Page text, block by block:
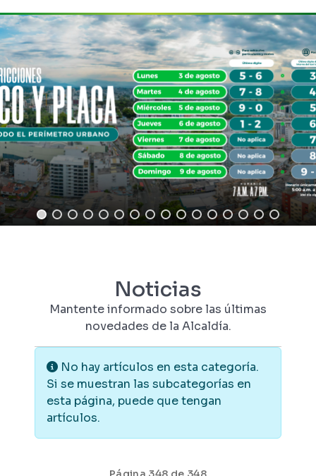
Noticias
Mantente informado sobre las últimas
novedades de la Alcaldía.
Información
No hay artículos en esta categoría.
Si se muestran las subcategorías en
esta página, puede que tengan
artículos.